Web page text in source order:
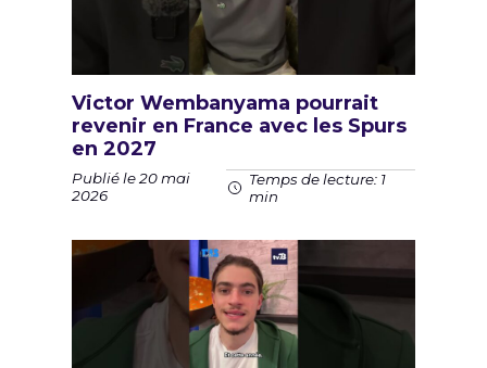
Victor Wembanyama pourrait
revenir en France avec les Spurs
en 2027
Publié le 20 mai
2026
Temps de lecture: 1
min